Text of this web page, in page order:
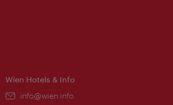
Wien Hotels & Info
E-
info@wien.info